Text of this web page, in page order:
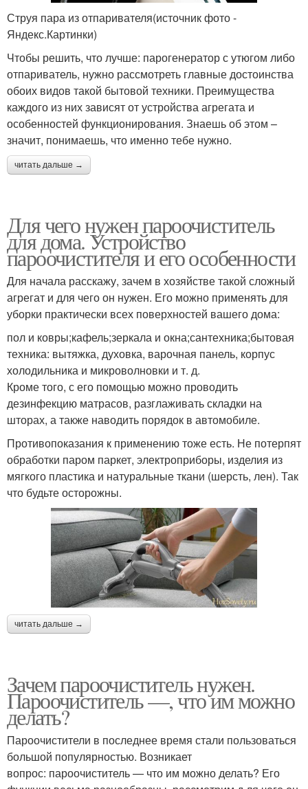
Струя пара из отпаривателя(источник фото -
Яндекс.Картинки)
Чтобы решить, что лучше: парогенератор с утюгом либо
отпариватель, нужно рассмотреть главные достоинства
обоих видов такой бытовой техники. Преимущества
каждого из них зависят от устройства агрегата и
особенностей функционирования. Знаешь об этом –
значит, понимаешь, что именно тебе нужно.
читать дальше →
Для чего нужен пароочиститель
для дома. Устройство
пароочистителя и его особенности
Для начала расскажу, зачем в хозяйстве такой сложный
агрегат и для чего он нужен. Его можно применять для
уборки практически всех поверхностей вашего дома:
пол и ковры;кафель;зеркала и окна;сантехника;бытовая
техника: вытяжка, духовка, варочная панель, корпус
холодильника и микроволновки и т. д.
Кроме того, с его помощью можно проводить
дезинфекцию матрасов, разглаживать складки на
шторах, а также наводить порядок в автомобиле.
Противопоказания к применению тоже есть. Не потерпят
обработки паром паркет, электроприборы, изделия из
мягкого пластика и натуральные ткани (шерсть, лен). Так
что будьте осторожны.
читать дальше →
Зачем пароочиститель нужен.
Пароочиститель —, что им можно
делать?
Пароочистители в последнее время стали пользоваться
большой популярностью. Возникает
вопрос: пароочиститель — что им можно делать? Его